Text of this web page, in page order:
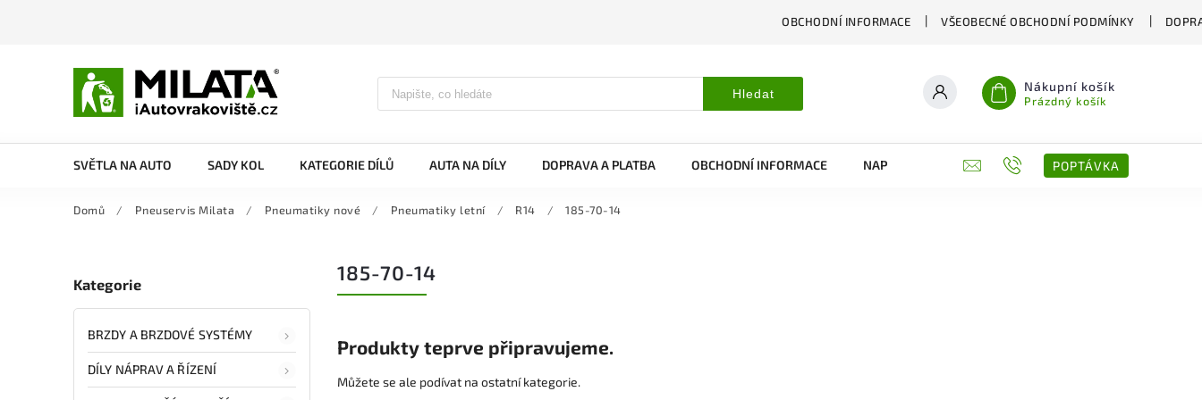
OBCHODNÍ INFORMACE VŠEOBECNÉ OBCHODNÍ PODMÍNKY
Hledat Nákupní košík
Prázdný košík
SVĚTLA NA AUTO SADY KOL KATEGORIE DÍLŮ AUTA NA DÍLY DOPRAVA A PLATBA OBCHODNÍ INFORMACE NAPIŠTE NÁM KONTAKTY POPTÁVKA
Domů / Pneuservis Milata / Pneumatiky nové / Pneumatiky letní / R14 / 185-70-14
Kategorie
BRZDY A BRZDOVÉ SYSTÉMY
DÍLY NÁPRAV A ŘÍZENÍ
185-70-14
Produkty teprve připravujeme.
Můžete se ale podívat na ostatní kategorie.